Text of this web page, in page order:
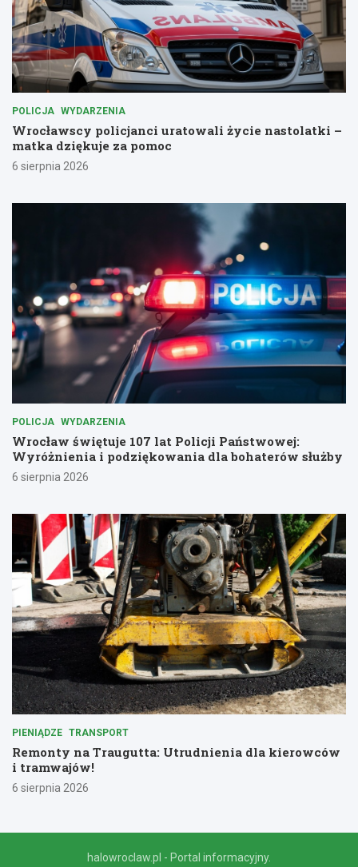
POLICJA WYDARZENIA
Wrocławscy policjanci uratowali życie nastolatki –
matka dziękuje za pomoc
6 sierpnia 2026
POLICJA WYDARZENIA
Wrocław świętuje 107 lat Policji Państwowej:
Wyróżnienia i podziękowania dla bohaterów służby
6 sierpnia 2026
PIENIĄDZE TRANSPORT
Remonty na Traugutta: Utrudnienia dla kierowców
i tramwajów!
6 sierpnia 2026
halowroclaw.pl - Portal informacyjny.